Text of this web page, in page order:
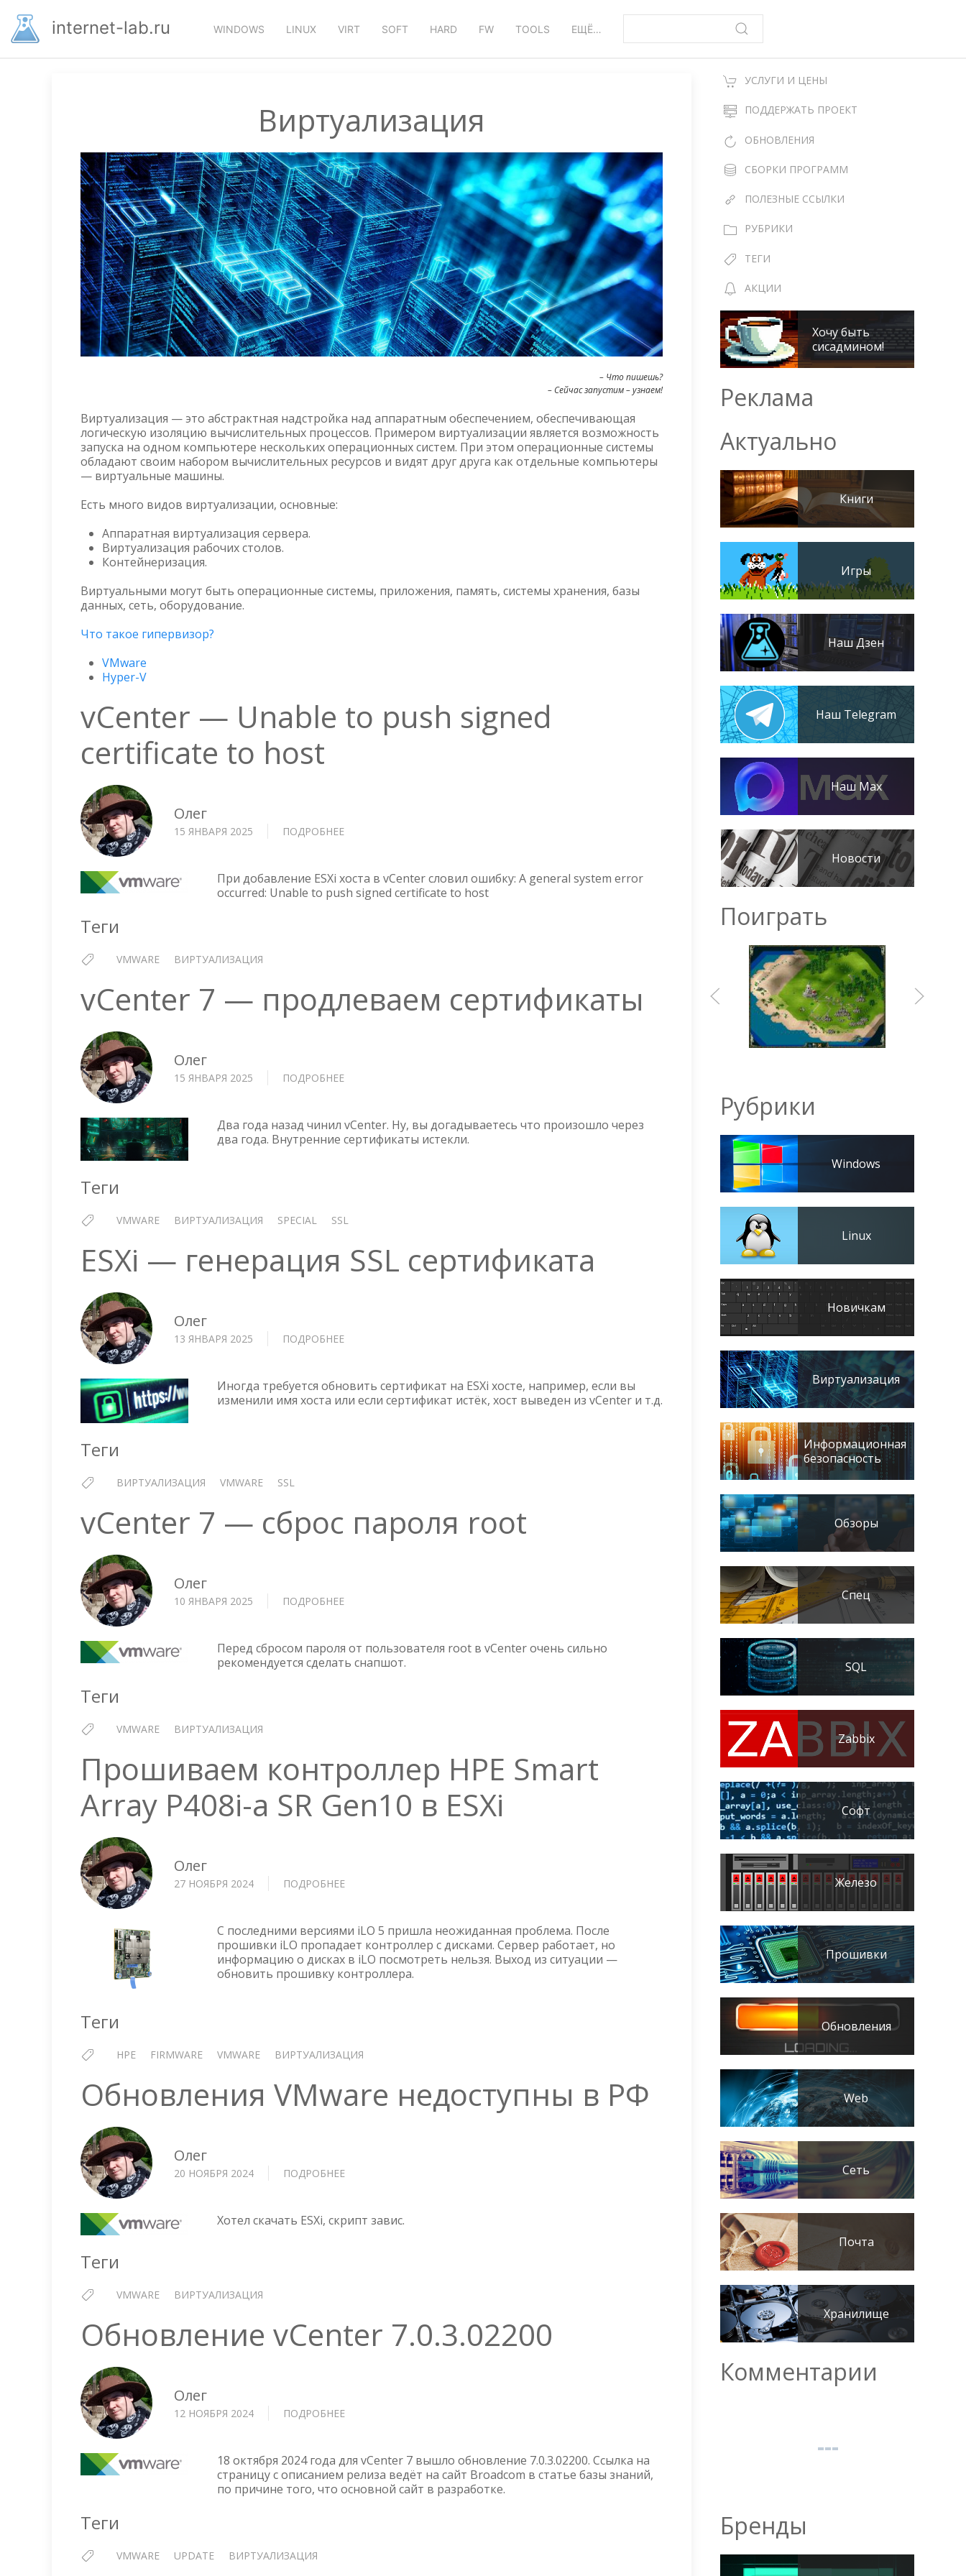
основномуinternet-lab.ru WINDOWS LINUX VIRT SOFT HARD FW TOOLS ЕЩЁ…
Виртуализация
– Что пишешь?
– Сейчас запустим – узнаем!
Виртуализация — это абстрактная надстройка над аппаратным обеспечением, обеспечивающая
логическую изоляцию вычислительных процессов. Примером виртуализации является возможность
запуска на одном компьютере нескольких операционных систем. При этом операционные системы
обладают своим набором вычислительных ресурсов и видят друг друга как отдельные компьютеры
— виртуальные машины.
Есть много видов виртуализации, основные:
Аппаратная виртуализация сервера.
Виртуализация рабочих столов.
Контейнеризация.
Виртуальными могут быть операционные системы, приложения, память, системы хранения, базы
данных, сеть, оборудование.
Что такое гипервизор?
VMware
Hyper-V
vCenter — Unable to push signed
certificate to host
Олег
15 ЯНВАРЯ 2025 ПОДРОБНЕЕ
UNABLE
TO
При добавление ESXi хоста в vCenter словил ошибку: A general system error
occurred: Unable to push signed certificate to host
Теги
VMWARE ВИРТУАЛИЗАЦИЯ
vCenter 7 — продлеваем сертификаты
Олег
15 ЯНВАРЯ 2025 ПОДРОБНЕЕ
—
ПРОДЛЕВАЕМ
Два года назад чинил vCenter. Ну, вы догадываетесь что произошло через
два года. Внутренние сертификаты истекли.
Теги
VMWARE ВИРТУАЛИЗАЦИЯ SPECIAL SSL
ESXi — генерация SSL сертификата
Олег
13 ЯНВАРЯ 2025 ПОДРОБНЕЕ
ГЕНЕРАЦИЯ
SSL
Иногда требуется обновить сертификат на ESXi хосте, например, если вы
изменили имя хоста или если сертификат истёк, хост выведен из vCenter и т.д.
Теги
ВИРТУАЛИЗАЦИЯ VMWARE SSL
vCenter 7 — сброс пароля root
Олег
10 ЯНВАРЯ 2025 ПОДРОБНЕЕ
—
СБРОС
Перед сбросом пароля от пользователя root в vCenter очень сильно
рекомендуется сделать снапшот.
Теги
VMWARE ВИРТУАЛИЗАЦИЯ
Прошиваем контроллер HPE Smart
Array P408i-a SR Gen10 в ESXi
Олег
27 НОЯБРЯ 2024 ПОДРОБНЕЕ
HPE
SMART
ARRAY
P408I-
ESXI
С последними версиями iLO 5 пришла неожиданная проблема. После
прошивки iLO пропадает контроллер с дисками. Сервер работает, но
информацию о дисках в iLO посмотреть нельзя. Выход из ситуации —
обновить прошивку контроллера.
Теги
HPE FIRMWARE VMWARE ВИРТУАЛИЗАЦИЯ
Обновления VMware недоступны в РФ
Олег
20 НОЯБРЯ 2024 ПОДРОБНЕЕ
НЕДОСТУПНЫ
Хотел скачать ESXi, скрипт завис.
Теги
VMWARE ВИРТУАЛИЗАЦИЯ
Обновление vCenter 7.0.3.02200
Олег
12 НОЯБРЯ 2024 ПОДРОБНЕЕ
7.0.3.02200
18 октября 2024 года для vCenter 7 вышло обновление 7.0.3.02200. Ссылка на
страницу с описанием релиза ведёт на сайт Broadcom в статье базы знаний,
по причине того, что основной сайт в разработке.
Теги
VMWARE UPDATE ВИРТУАЛИЗАЦИЯ
УСЛУГИ И ЦЕНЫ
ПОДДЕРЖАТЬ ПРОЕКТ
ОБНОВЛЕНИЯ
СБОРКИ ПРОГРАММ
ПОЛЕЗНЫЕ ССЫЛКИ
РУБРИКИ
ТЕГИ
АКЦИИ
Хочу быть
сисадмином!
Реклама
Актуально
Книги
Игры
Наш Дзен
Наш Telegram
Наш Max
Новости
Поиграть
Рубрики
Windows
Linux
Новичкам
Виртуализация
Информационная
безопасность
Обзоры
Спец
SQL
Zabbix
Софт
Железо
Прошивки
Обновления
Web
Сеть
Почта
Хранилище
Комментарии
Бренды